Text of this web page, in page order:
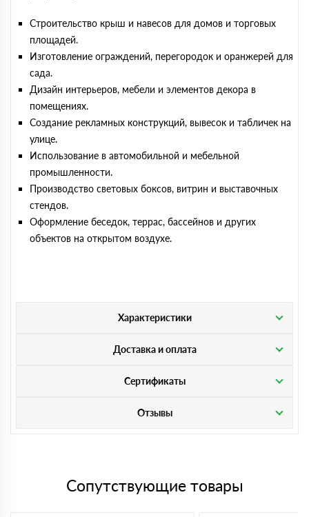
Строительство крыш и навесов для домов и торговых
площадей.
Изготовление ограждений, перегородок и оранжерей для
сада.
Дизайн интерьеров, мебели и элементов декора в
помещениях.
Создание рекламных конструкций, вывесок и табличек на
улице.
Использование в автомобильной и мебельной
промышленности.
Производство световых боксов, витрин и выставочных
стендов.
Оформление беседок, террас, бассейнов и других
объектов на открытом воздухе.
Характеристики
Доставка и оплата
Сертификаты
Отзывы
Сопутствующие товары